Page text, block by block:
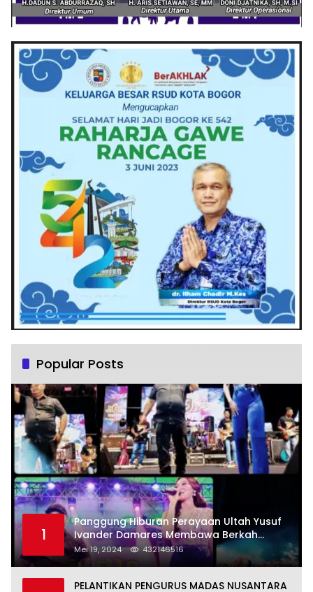
Popular Posts
1
Panggung Hiburan Perayaan Ultah Yusuf
Ivander Damares Membawa Berkah
Warga Kejapanan
Mei 19, 2024 432146516
PELANTIKAN PENGURUS MADAS NUSANTARA